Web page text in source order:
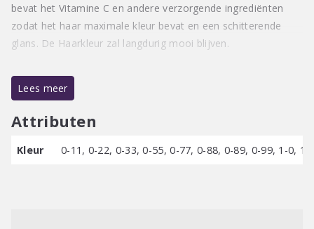
bevat het Vitamine C en andere verzorgende ingrediënten
zodat het haar maximale kleur bevat en een schitterende
glans. De Haarkleur zal langdurig mooi blijven.
Permanente haarkleuring
100% grijsdekking
Oxidatie basis
Extra intense kleur
Lees meer
Attributen
Kleur 0-11, 0-22, 0-33, 0-55, 0-77, 0-88, 0-89, 0-99, 1-0,